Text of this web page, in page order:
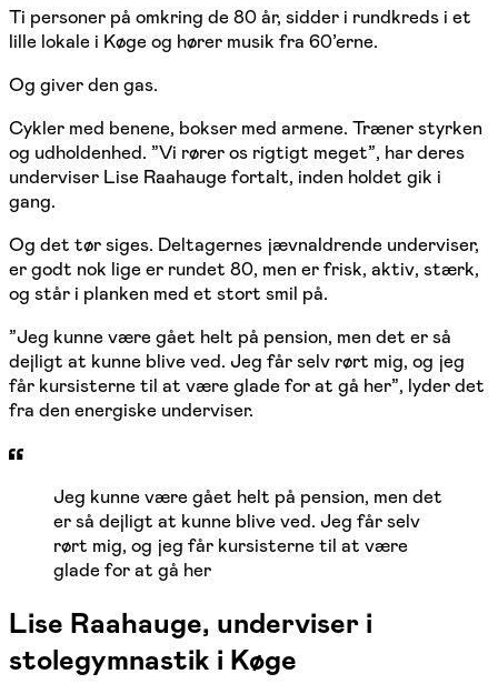
Ti personer på omkring de 80 år, sidder i rundkreds i et
lille lokale i Køge og hører musik fra 60’erne.
Og giver den gas.
Cykler med benene, bokser med armene. Træner styrken
og udholdenhed. ”Vi rører os rigtigt meget”, har deres
underviser Lise Raahauge fortalt, inden holdet gik i
gang.
Og det tør siges. Deltagernes jævnaldrende underviser,
er godt nok lige er rundet 80, men er frisk, aktiv, stærk,
og står i planken med et stort smil på.
”Jeg kunne være gået helt på pension, men det er så
dejligt at kunne blive ved. Jeg får selv rørt mig, og jeg
får kursisterne til at være glade for at gå her”, lyder det
fra den energiske underviser.
Jeg kunne være gået helt på pension, men det
er så dejligt at kunne blive ved. Jeg får selv
rørt mig, og jeg får kursisterne til at være
glade for at gå her
Lise Raahauge, underviser i
stolegymnastik i Køge